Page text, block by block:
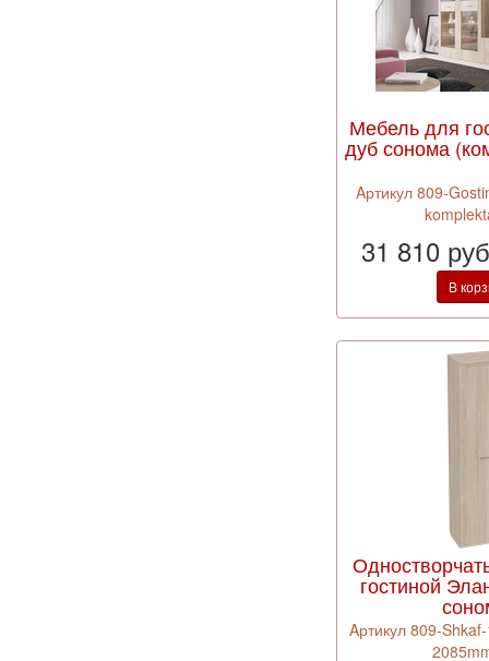
Мебель для
дуб сонома
Aртикул 809-
31 810
В
гостиной
Aртикул 809-